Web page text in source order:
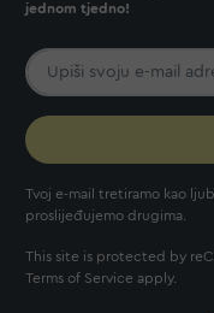
jednom tjedno!
Tvoj e-mail tretiramo kao
proslijeđujemo drugima.
This site is protected by
Terms of Service apply.